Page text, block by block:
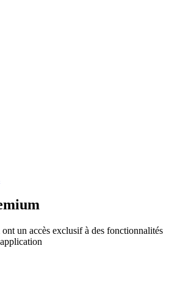
un accès exclusif à des fonctionnalités